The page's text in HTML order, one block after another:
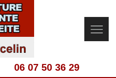
06 07 50 36 29